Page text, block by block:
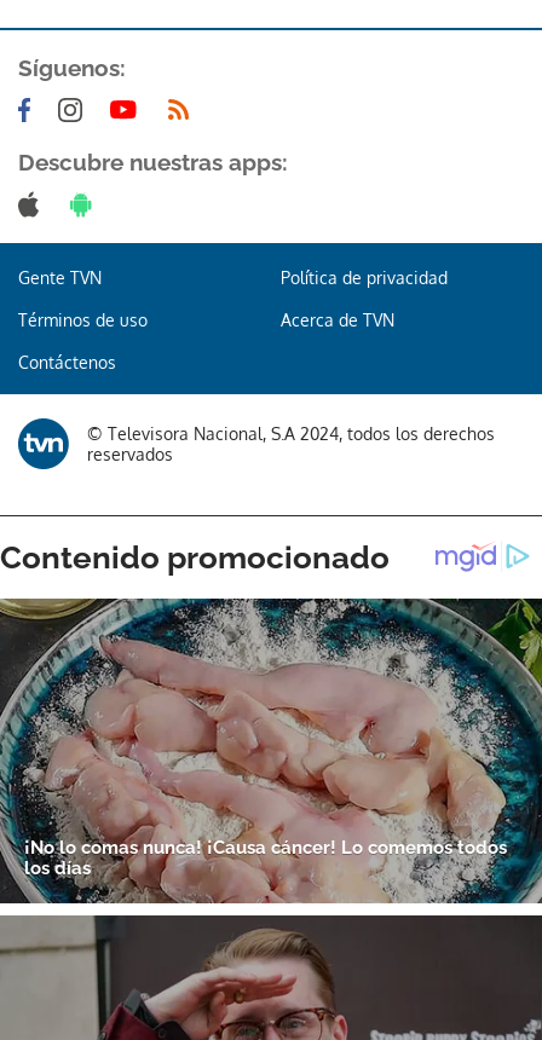
Síguenos:
Descubre nuestras apps:
Gente TVN Política de privacidad
Términos de uso Acerca de TVN
Contáctenos
© Televisora Nacional, S.A 2024, todos los derechos
reservados